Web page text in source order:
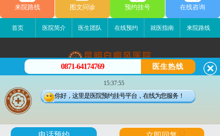
来院路线 图文问诊 预约挂号 在线咨询
首页 医院简介 医生团队 在线预约 就医指南 来院路线
昆明白癜风医院
昆明市五华区护国路2号
版权所有：昆明白癜风医院
滇公安备 53010202000563号
0871-64174769 医生热线
15:37:55
你好，这里是医院预约挂号平台，在线为您服务！